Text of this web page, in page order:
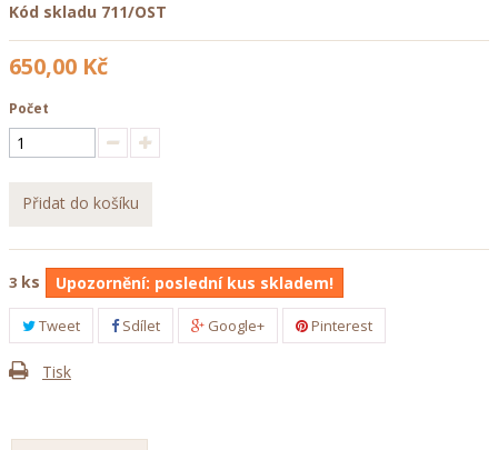
Kód skladu 711/OST
650,00 Kč
Počet
Přidat do košíku
3 ks Upozornění: poslední kus skladem!
Tweet Sdílet Google+ Pinterest
Tisk